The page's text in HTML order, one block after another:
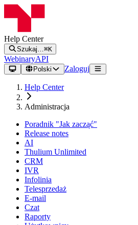
Help Center
Szukaj… ⌘K
WebinaryAPI
Polski Zaloguj
Help Center
Administracja
Poradnik "Jak zacząć"
Release notes
AI
Thulium Unlimited
CRM
IVR
Infolinia
Telesprzedaż
E-mail
Czat
Raporty